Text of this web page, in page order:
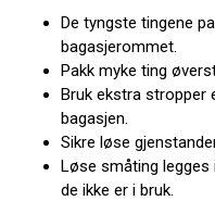
De tyngste tingene
bagasjerommet.
Pakk myke ting
Bruk ekstra stropper
bagasjen.
Sikre løse
Løse småting legges
de ikke er i bruk.